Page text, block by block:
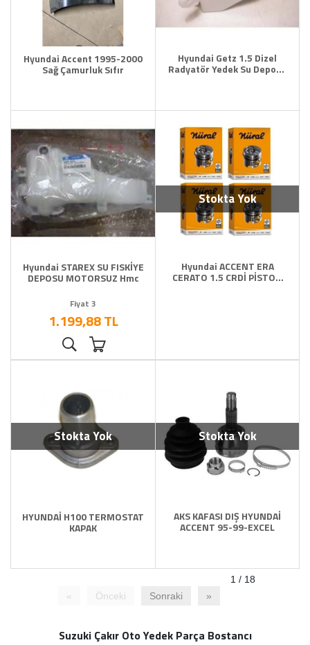
Hyundai Accent 1995-2000
Sağ Çamurluk Sıfır
Hyundai Getz 1.5 Dizel
Radyatör Yedek Su Deposu
Hyundai STAREX SU FISKİYE
DEPOSU MOTORSUZ Hmc
Fiyat 3
1.199,88 TL
Stokta Yok
Hyundai ACCENT ERA
CERATO 1.5 CRDİ PİSTON
Stokta Yok
HYUNDAİ H100 TERMOSTAT
KAPAK
Stokta Yok
AKS KAFASI DIŞ HYUNDAİ
ACCENT 95-99-EXCEL
« Önceki Sonraki »
1 / 18
Suzuki Çakır Oto Yedek Parça Bostancı